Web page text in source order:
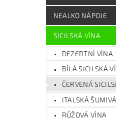
SICILSKÉ
NEALKO NÁPOJE
SICILSKÁ VÍNA
DEZERTNÍ VÍNA
BÍLÁ SICILSKÁ
ČERVENÁ
ITALSKÁ
RŮŽOVÁ VÍNA